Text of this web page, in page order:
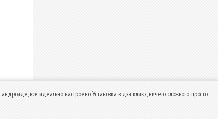
все идеально настроено. Установка в два клика, ничего сложного, просто